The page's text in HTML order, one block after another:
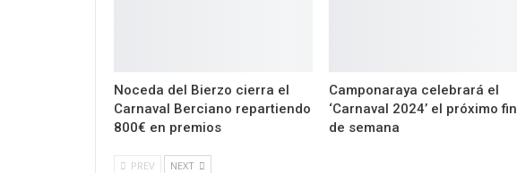
Noceda del Bierzo cierra el
Carnaval Berciano repartiendo
800€ en premios
Camponaraya celebrará el
‘Carnaval 2024’ el próximo fin
de semana
PREV NEXT